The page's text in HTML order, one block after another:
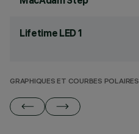
Lifetime LED 1
GRAPHIQUES ET COURBES POLAIRES